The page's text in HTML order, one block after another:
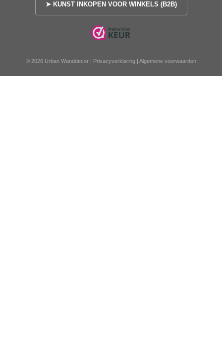
➤ KUNST INKOPEN VOOR WINKELS (B2B)
© 2026 Urban Wanddecor | Privacyverklaring | Algemene voorwaarden